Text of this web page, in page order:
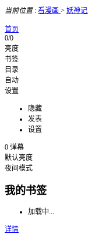
当前位置: 看漫画 > 妖神记
首页
0/0
亮度
书签
目录
自动
设置
隐藏
发表
设置
0 弹幕
默认亮度
夜间模式
我的书签
加载中...
详情